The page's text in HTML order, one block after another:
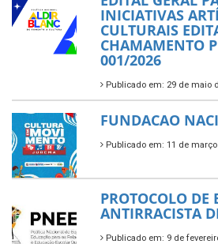
INICIATIVAS
CULTURAIS
CHAMAMENTO
001/2026
Publicado em: 29 de maio
FUNDACAO
Publicado em: 11 de
PROTOCOLO DE
ANTIRRACISTA
Publicado em: 9 de